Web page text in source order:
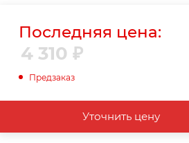
Последняя цена:
4 310 ₽
Предзаказ
Уточнить цену